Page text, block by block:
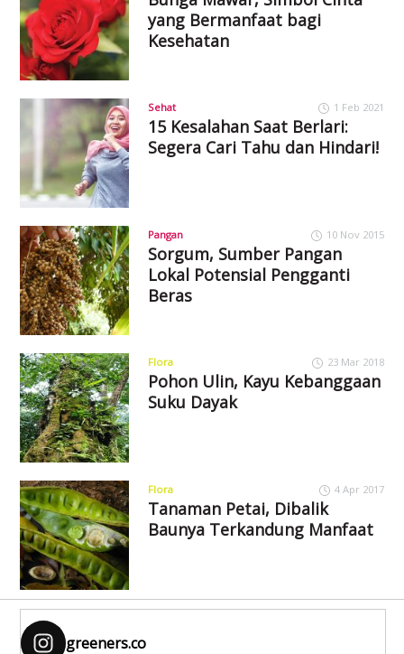
yang Bermanfaat bagi
Kesehatan
Sehat 1 Feb 2021
15 Kesalahan Saat Berlari:
Segera Cari Tahu dan Hindari!
Pangan 10 Nov 2015
Sorgum, Sumber Pangan
Lokal Potensial Pengganti
Beras
Flora 23 Mar 2018
Pohon Ulin, Kayu Kebanggaan
Suku Dayak
Flora 4 Apr 2017
Tanaman Petai, Dibalik
Baunya Terkandung Manfaat
greeners.co